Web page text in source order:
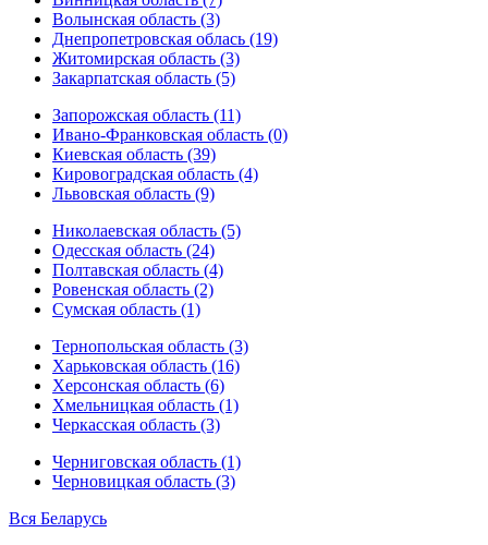
Волынская область (3)
Днепропетровская облась (19)
Житомирская область (3)
Закарпатская область (5)
Запорожская область (11)
Ивано-Франковская область (0)
Киевская область (39)
Кировоградская область (4)
Львовская область (9)
Николаевская область (5)
Одесская область (24)
Полтавская область (4)
Ровенская область (2)
Сумская область (1)
Тернопольская область (3)
Харьковская область (16)
Херсонская область (6)
Хмельницкая область (1)
Черкасская область (3)
Черниговская область (1)
Черновицкая область (3)
Вся Беларусь